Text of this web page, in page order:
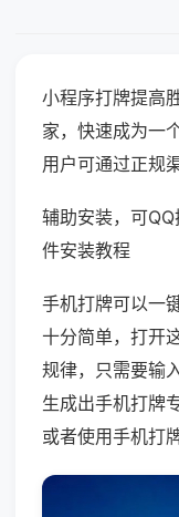
小程序打牌提高
家，快速成为一
用户可通过正规
辅助安装，可
件安装教程
手机打牌可以一
十分简单，打开
规律，只需要输
生成出手机打牌
或者使用手机打